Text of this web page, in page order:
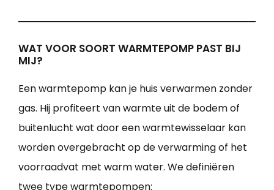
WAT VOOR SOORT WARMTEPOMP PAST BIJ
MIJ?
Een warmtepomp kan je huis verwarmen zonder
gas. Hij profiteert van warmte uit de bodem of
buitenlucht wat door een warmtewisselaar kan
worden overgebracht op de verwarming of het
voorraadvat met warm water. We definiëren
twee type warmtepompen: